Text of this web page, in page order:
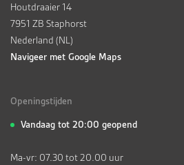
Houtdraaier 14
7951 ZB Staphorst
Nederland (NL)
Navigeer met Google Maps
Openingstijden
Vandaag tot 20:00 geopend
Ma-vr: 07.30 tot 20.00 uur